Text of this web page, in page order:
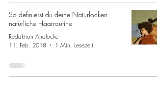
So definierst du deine Naturlocken -
natürliche Haarroutine
Redaktion Afrolocke
11. Feb. 2018
1 Min. Lesezeit